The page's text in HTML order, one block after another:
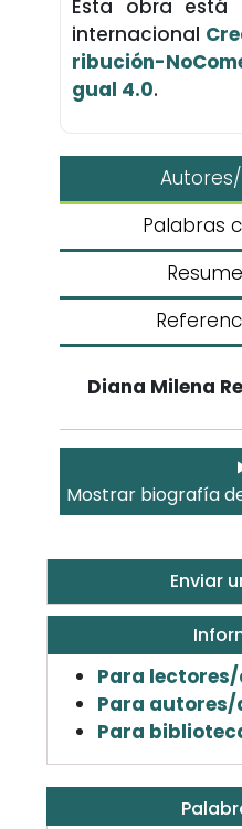
Esta obra está
internacional
ribución-
gual 4.0.
Palabras
Diana Milena
Mostrar biografía
Enviar
Para
Para autores/
Para